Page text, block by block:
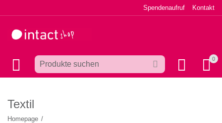
Spendenaufruf Kontakt
0
Textil
Homepage /